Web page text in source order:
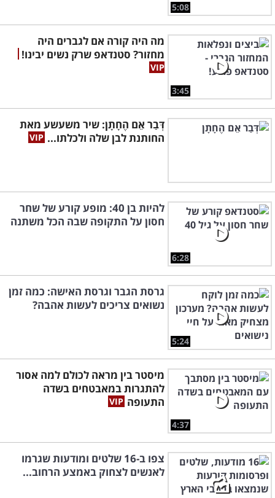
5:08
3:45
מה היה קורה אם לגברים היה
מחזור? סטנדאפ שרק נשים יבינו!
דְּבַר אֵם הֶחָתָן: שיר משעשע מאת
החותנת לבן שלה ולכלתו...
6:28
להיות בן 40: מופע קורע של שחר
חסון על התקופה שבה הכל משתנה
5:24
גרסת הגבר וגרסת האישה: כמה זמן
נשואים צריכים לעשות אהבה?
4:37
מיסטר בין מראה לכולם למה אסור
להתגרות במאבטחים בשדה
התעופה
צפו ב-16 שלטים ומודעות שגרמו
לאנשים לצחוק באמצע הרחוב...